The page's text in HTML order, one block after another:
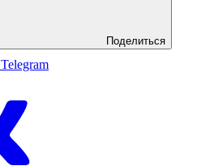
Поделиться
Telegram